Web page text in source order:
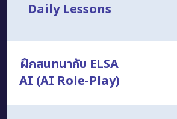
Daily Lessons
ฝึกสนทนากับ ELSA
AI (AI Role-Play)